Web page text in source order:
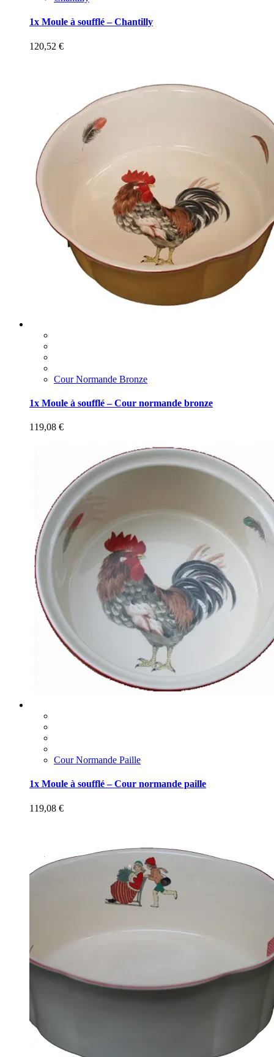
1x Moule à soufflé – Chantilly
120,52 €
Cour Normande Bronze
1x Moule à soufflé – Cour normande bronze
119,08 €
Cour Normande Paille
1x Moule à soufflé – Cour normande paille
119,08 €